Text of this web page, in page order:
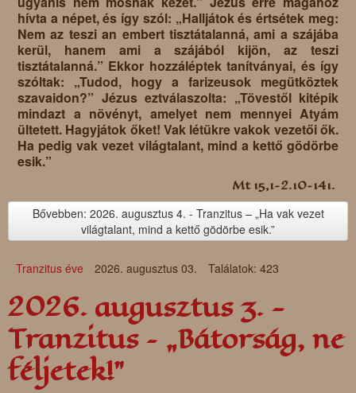
hívta a népet, és így szól: „Halljátok és értsétek meg:
Nem az teszi an embert tisztátalanná, ami a szájába
kerül, hanem ami a szájából kijön, az teszi
tisztátalanná.” Ekkor hozzáléptek tanítványai, és így
szóltak: „Tudod, hogy a farizeusok megütköztek
szavaidon?” Jézus eztválaszolta: „Tövestől kitépik
mindazt a növényt, amelyet nem mennyei Atyám
ültetett. Hagyjátok őket! Vak létükre vakok vezetői ők.
Ha pedig vak vezet világtalant, mind a kettő gödörbe
esik.”
Mt 15,1–2.10–141.
Bővebben: 2026. augusztus 4. - Tranzitus – „Ha vak vezet
világtalant, mind a kettő gödörbe esik.”
Tranzitus éve 2026. augusztus 03. Találatok: 423
2026. augusztus 3. -
Tranzitus – „Bátorság, ne
féljetek!"